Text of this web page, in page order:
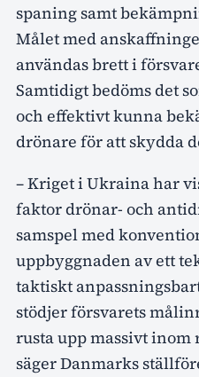
spaning samt
Målet med
användas brett i
Samtidigt bedöms det
och effektivt kunna
drönare för att skydda
– Kriget i Ukraina har
faktor drönar- och
samspel med
uppbyggnaden av ett
taktiskt
stödjer försvarets
rusta upp massivt
säger Danmarks